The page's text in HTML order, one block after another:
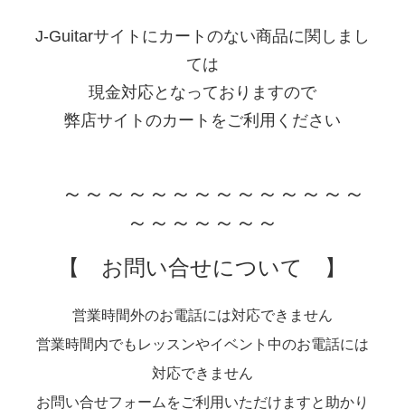
J-Guitarサイトにカートのない商品に関しまし
ては
現金対応となっておりますので
弊店サイトのカートをご利用ください
～～～～～～～～～～～～～～
～～～～～～～
【 お問い合せについて 】
営業時間外のお電話には対応できません
営業時間内でもレッスンやイベント中のお電話には
対応できません
お問い合せフォームをご利用いただけますと助かり